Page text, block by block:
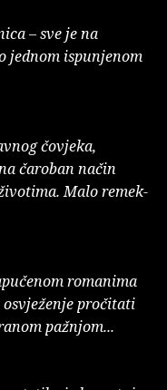
– sve je na
jednom ispunjenom
čovjeka,
čaroban način
Malo remek-
romanima
pročitati
pažnjom...